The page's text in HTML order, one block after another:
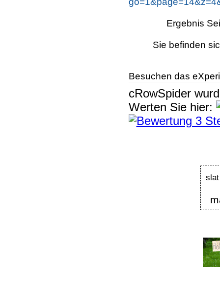
Ergebnis
Sie befinden
Besuchen das
cRowSpider
Werten Sie hier:
slat